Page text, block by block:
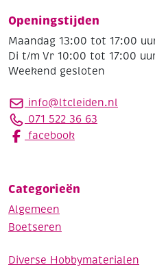
Openingstijden
Maandag 13:00 tot 17:00
Di t/m Vr 10:00 tot 17:00
Weekend gesloten
info@ltcleiden.nl
071 522 36 63
facebook
Categorieën
Algemeen
Boetseren
Diverse Hobbymaterialen